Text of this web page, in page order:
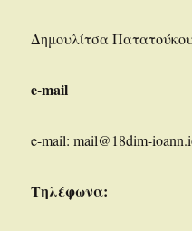
Δημουλίτσα
e-mail
e-mail: mail@18dim-
Τηλέφωνα: